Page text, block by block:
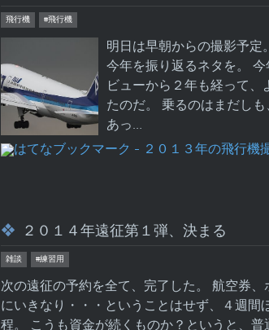
飛行機 #飛行機
明日は早朝からの撮影予定
今年を振り返るネタを。
ビューから２年も経って
たのだ。 乗るのはまだし
あっ…
２０１４年遠征第１弾、決まる
雑談 #練習用
次の遠征の予約を全て、完了した。 航空券
にいきなり・・・ということはせず、４週間
程。 こうも資金が続くものか？というと、